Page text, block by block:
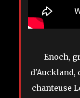
Enoch,
d'Auckland,
chanteuse